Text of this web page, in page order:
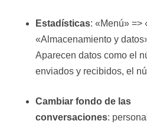
Estadísticas: «Menú» =>
«Almacenamiento y
Aparecen datos como el
enviados y recibidos, el
Cambiar fondo de las
conversaciones: